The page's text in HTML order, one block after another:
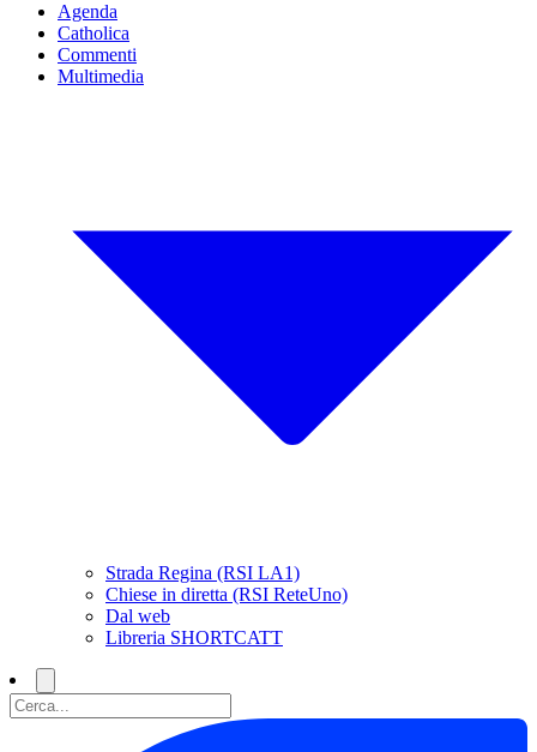
Agenda
Catholica
Commenti
Multimedia
Strada Regina (RSI LA1)
Chiese in diretta (RSI ReteUno)
Dal web
Libreria SHORTCATT